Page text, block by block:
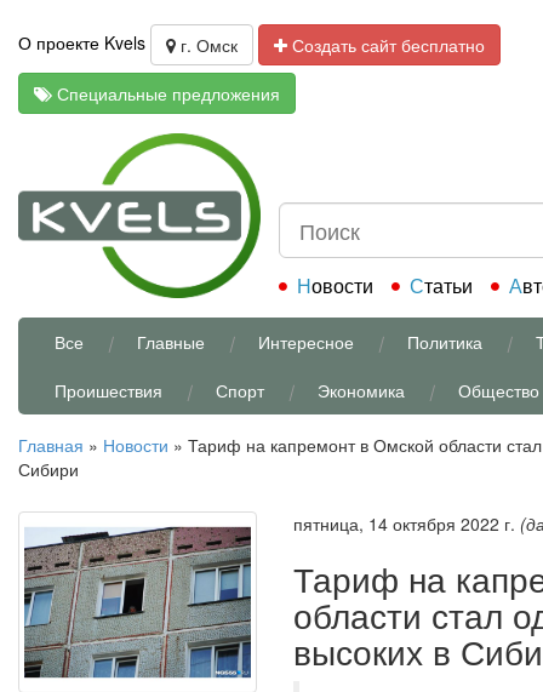
О проекте Kvels г. Омск
Создать сайт бесплатно
Специальные предложения
Новости Статьи
Все Главные Интересное Политика
Проишествия
Спорт Экономика Общество
Главная » Новости » Тариф на капремонт в Омской области
Сибири
пятница, 14 октября 2022 г.
Тариф на
области стал
высоких в